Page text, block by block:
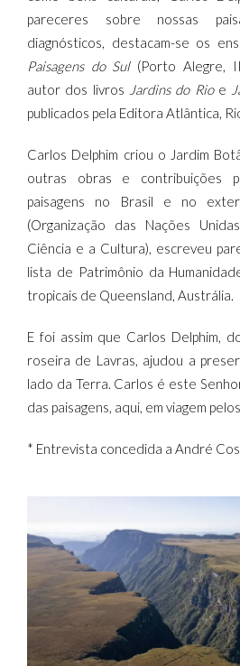
pareceres sobre nossas
diagnósticos, destacam-se os
Paisagens do Sul(Porto Alegre,
autor dos livros Jardins do Rioe
publicados pela Editora Atlântica,
Carlos Delphim criou o Jardim
outras obras e contribuições
paisagens no Brasil e no
(Organização das Nações
Ciência e a Cultura), escreveu
lista de Patrimônio da
tropicais de Queensland, Austrália.
E foi assim que Carlos Delphim,
roseira de Lavras, ajudou a
lado da Terra. Carlos é este
das paisagens, aqui, em viagem
* Entrevista concedida a André